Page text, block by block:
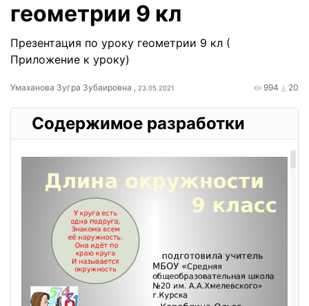
геометрии 9 кл
Презентация по уроку геометрии 9 кл (
Приложение к уроку)
Умаханова Зугра Зубаировна , 23.05.2021 994 20
Содержимое разработки